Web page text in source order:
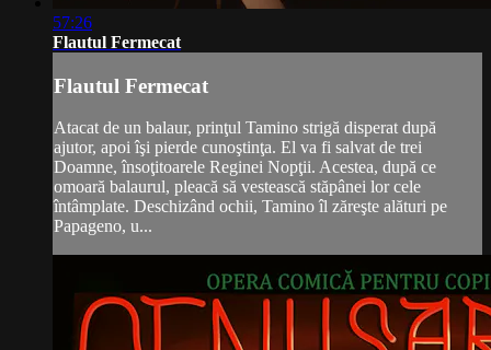
57:26
Flautul Fermecat
Flautul Fermecat
Atacat de un balaur, prinţul Tamino strigă disperat după
ajutor, apoi îşi pierde cunoştinţa. El va fi salvat de trei
Doamne, însoţitoarele Reginei Nopţii. Acestea, după ce
omoară balaurul, pleacă să vestească stăpânei lor cele
întâmplate. Deschizând ochii, Tamino îl zăreşte alături pe
Papageno, u...